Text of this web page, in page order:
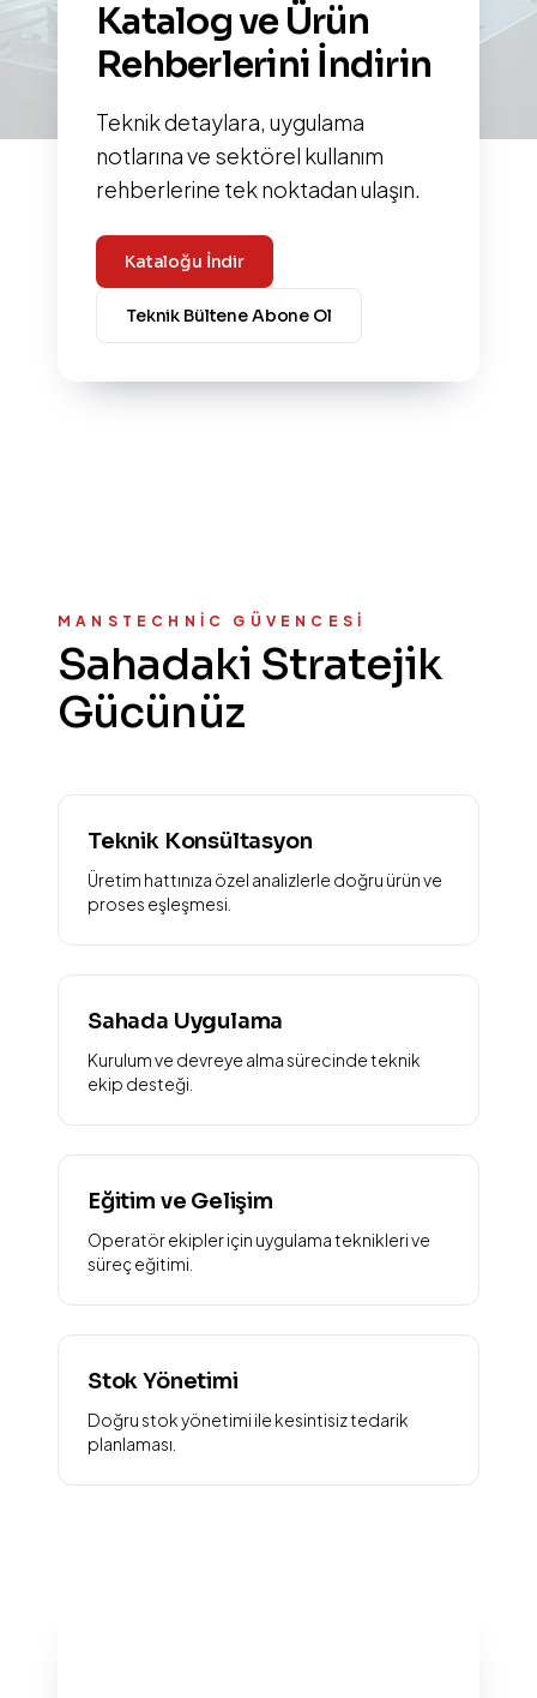
Katalog ve Ürün
Rehberlerini İndirin
Teknik detaylara, uygulama
notlarına ve sektörel kullanım
rehberlerine tek noktadan ulaşın.
Kataloğu İndir
Teknik Bültene Abone Ol
MANSTECHNIC GÜVENCESI
Sahadaki Stratejik
Gücünüz
Teknik Konsültasyon
Üretim hattınıza özel analizlerle doğru ürün ve
proses eşleşmesi.
Sahada Uygulama
Kurulum ve devreye alma sürecinde teknik
ekip desteği.
Eğitim ve Gelişim
Operatör ekipler için uygulama teknikleri ve
süreç eğitimi.
Stok Yönetimi
Doğru stok yönetimi ile kesintisiz tedarik
planlaması.